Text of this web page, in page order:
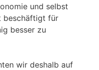
und selbst
beschäftigt für
besser zu
wir deshalb auf